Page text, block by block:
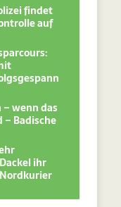
findet
auf
wenn das
– Badische
ihr